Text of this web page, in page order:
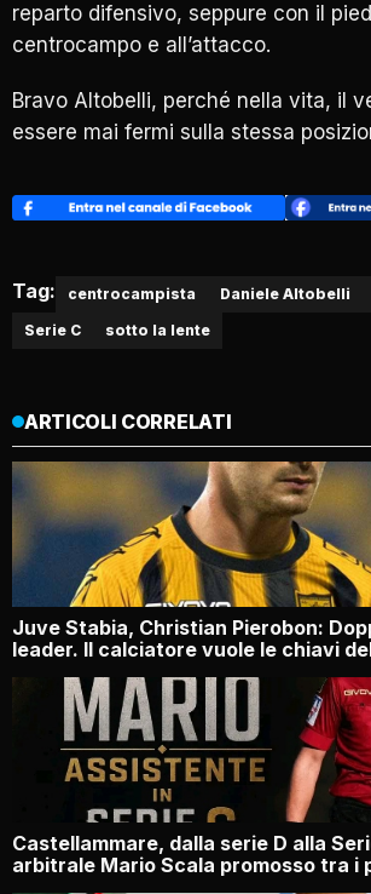
reparto difensivo, seppure con il
centrocampo e all’attacco.
Bravo Altobelli, perché nella vita, il
essere mai fermi sulla stessa
Tag: centrocampista Daniele Altobelli
Serie C
sotto la lente
ARTICOLI CORRELATI
Juve Stabia, Christian Pierobon:
leader. Il calciatore vuole le chiavi
Castellammare, dalla serie D alla
arbitrale Mario Scala promosso tra i